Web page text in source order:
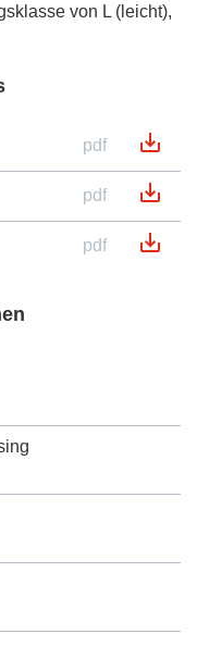
von L (leicht),
pdf
pdf
pdf